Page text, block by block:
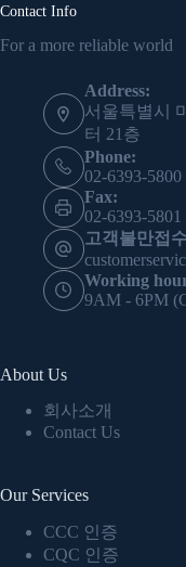
Contact Info
For a more reliable world
Address:
서울특별시
터 21층
Phone:
02-6393-5800
Fax:
02-6393-5801
고객불만접
Working
9AM - 6PM
About Us
회사소개
Contact Us
Our Services
CCC 인증
CQC 인증